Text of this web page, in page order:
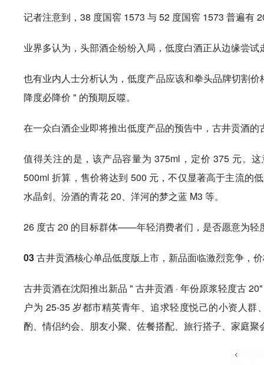
记者注意到，38 度国窖 1573 与 52 度国窖 1573 普遍有
业界多认为，头部酒企纷纷入局，低度白酒正从边缘尝试
也有业内人士分析认为，低度产品应该和拳头品牌切割
降度必降价 " 的预期反噬。
在一众白酒企业即将推出低度产品的预告中，古井贡酒
值得关注的是，该产品容量为 375ml，定价 375 元。
500ml 折算，售价将达到 500 元，不仅显著高于主流的
水晶剑、汾酒的青花 20、洋河的梦之蓝 M3 等。
26 度古 20 的目标群体——年轻消费者们，是否愿意为轻
03古井贡酒核心单品低度版上市，新品面临激烈竞争，
古井贡酒在沈阳推出新品 " 古井贡酒 · 年份原浆轻度古
户为 25-35 岁都市精英青年、追求轻度悦己的小资人
酌、情侣约会、朋友小聚、佐餐搭配、旅行搭子、家庭